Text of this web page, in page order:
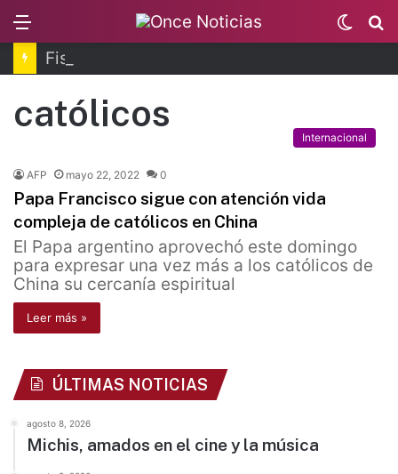
Switch
skin
católicos
Internacional
AFP mayo 22, 2022 0
Papa Francisco sigue con atención vida
compleja de católicos en China
El Papa argentino aprovechó este domingo
para expresar una vez más a los católicos de
China su cercanía espiritual
Leer más »
ÚLTIMAS NOTICIAS
agosto 8, 2026
Michis, amados en el cine y la música